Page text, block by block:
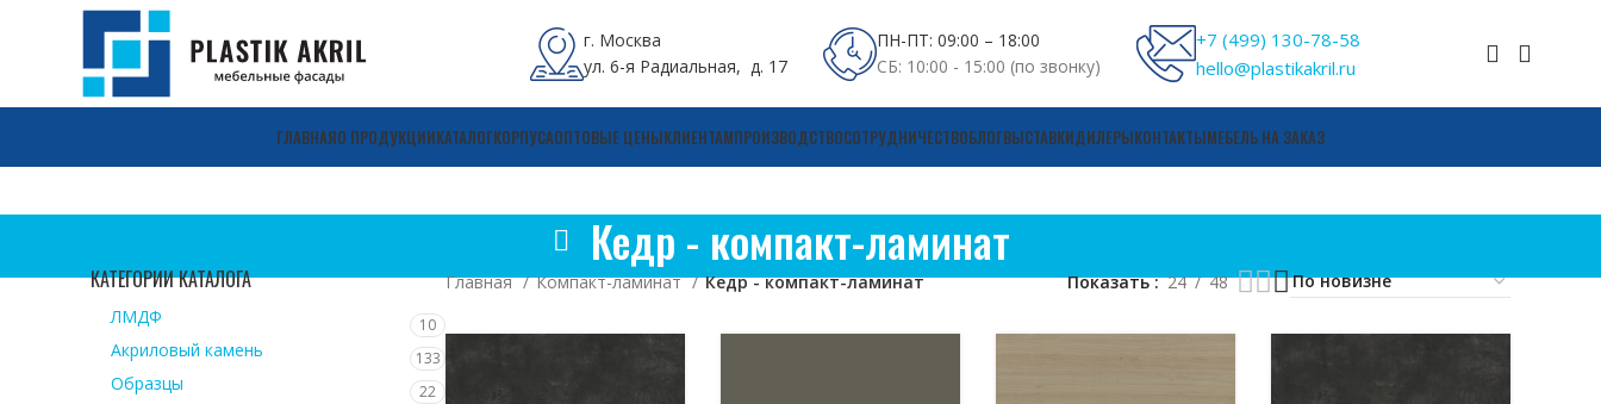
г. Москва
ул. 6-я Радиальная, д. 17
ПН-ПТ: 09:00 – 18:00
СБ: 10:00 - 15:00 (по звонку)
+7 (499) 130-78-58
hello@plastikakril.ru
ГЛАВНАЯО ПРОДУКЦИИКАТАЛОГКОРПУСАОПТОВЫЕ ЦЕНЫКЛИЕНТАМПРОИЗВОДСТВОСОТРУДНИЧЕСТВОБЛОГВЫСТАВКИДИЛЕРЫКОНТАКТЫМЕБЕЛЬ НА ЗАКАЗ
Кедр - компакт-ламинат
КАТЕГОРИИ КАТАЛОГА
ЛМДФ 10
Акриловый камень 133
Образцы 22
Главная Компакт-ламинат Кедр - компакт-ламинат Показать 24 48